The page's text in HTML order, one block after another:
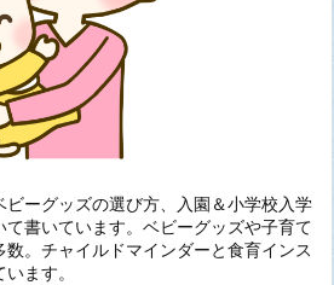
ビーグッズの選び方、入園＆小学校入学
書いています。ベビーグッズや子育て
。チャイルドマインダーと食育インス
ます。